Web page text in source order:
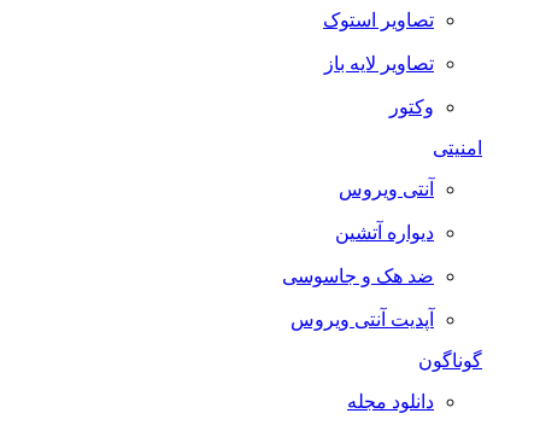
تصاویر استوک
تصاویر لایه باز
وکتور
امنیتی
آنتی ویروس
دیواره آتشین
ضد هک و جاسوسی
آپدیت آنتی ویروس
گوناگون
دانلود مجله